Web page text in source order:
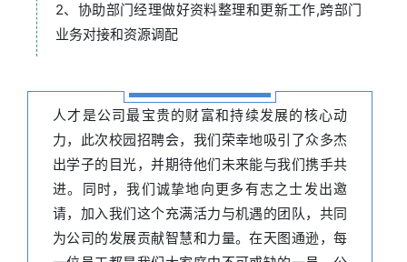
2、协助部门经理做好资料整理和更新工作,跨部门
业务对接和资源调配
人才是公司最宝贵的财富和持续发展的核心动
力，此次校园招聘会，我们荣幸地吸引了众多杰
出学子的目光，并期待他们未来能与我们携手共
进。同时，我们诚挚地向更多有志之士发出邀
请，加入我们这个充满活力与机遇的团队，共同
为公司的发展贡献智慧和力量。在天图通逊，每